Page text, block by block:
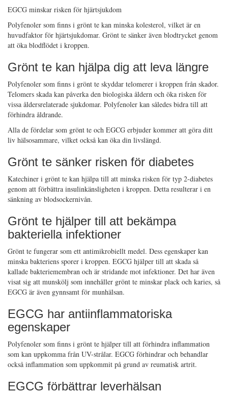
EGCG minskar risken för hjärtsjukdom
Polyfenoler som finns i grönt te kan minska kolesterol, vilket är en
huvudfaktor för hjärtsjukdomar. Grönt te sänker även blodtrycket genom
att öka blodflödet i kroppen.
Grönt te kan hjälpa dig att leva längre
Polyfenoler som finns i grönt te skyddar telomerer i kroppen från skador.
Telomers skada kan påverka den biologiska åldern och öka risken för
vissa åldersrelaterade sjukdomar. Polyfenoler kan således bidra till att
förhindra åldrande.
Alla de fördelar som grönt te och EGCG erbjuder kommer att göra ditt
liv hälsosammare, vilket också kan öka din livslängd.
Grönt te sänker risken för diabetes
Katechiner i grönt te kan hjälpa till att minska risken för typ 2-diabetes
genom att förbättra insulinkänsligheten i kroppen. Detta resulterar i en
sänkning av blodsockernivån.
Grönt te hjälper till att bekämpa
bakteriella infektioner
Grönt te fungerar som ett antimikrobiellt medel. Dess egenskaper kan
minska bakteriens sporer i kroppen. EGCG hjälper till att skada så
kallade bakteriemembran och är stridande mot infektioner. Det har även
visat sig att munskölj som innehåller grönt te minskar plack och karies, så
EGCG är även gynnsamt för munhälsan.
EGCG har antiinflammatoriska
egenskaper
Polyfenoler som finns i grönt te hjälper till att förhindra inflammation
som kan uppkomma från UV-strålar. EGCG förhindrar och behandlar
också inflammation som uppkommit på grund av reumatisk artrit.
EGCG förbättrar leverhälsan